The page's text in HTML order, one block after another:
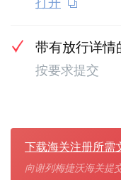
打开
带有放行详情
按要求提交
下载海关注册所需
向谢列梅捷沃海关提